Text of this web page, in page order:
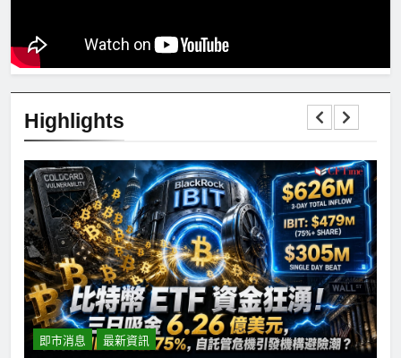
Highlights
即市消息 最新資訊